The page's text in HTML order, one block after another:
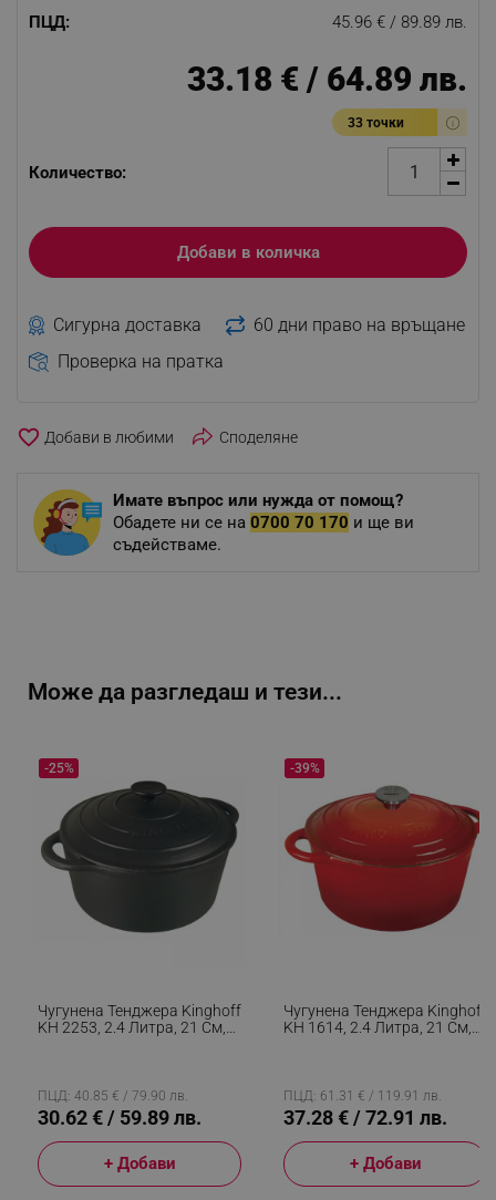
ПЦД:
45.96 € / 89.89 лв.
33.18 € / 64.89 лв.
33 точки
Количество:
Добави в количка
Сигурна доставка
60 дни право на връщане
Проверка на пратка
favorite_border Споделяне
Имате въпрос или нужда от помощ?
Обадете ни се на 0700 70 170 и ще ви
съдействаме.
Може да разгледаш и тези...
Чугунена Тенджера Kinghoff
KH 2253, 2.4 Литра, 21 См,
-25%
ПЦД: 40.85 € / 79.90 лв.
30.62 € / 59.89 лв.
+ Добави
Чугунена Тенджера Kinghoff
KH 1614, 2.4 Литра, 21 См,
-39%
ПЦД: 61.31 € / 119.91 лв.
37.28 € / 72.91 лв.
+ Добави